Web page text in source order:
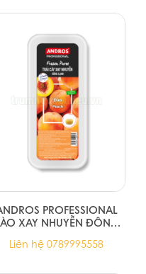
Trà hoa cúc & sả Ahmad Tea 30g
79.310đ
hoa nhài Ahmad Tea 25
túi lọc